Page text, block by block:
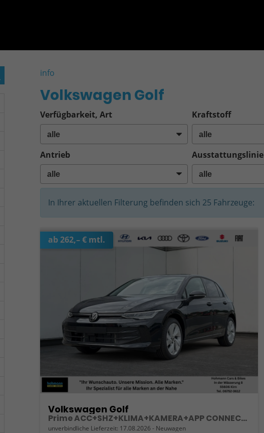
info
Volkswagen Golf
Verfügbarkeit, Art Kraftstoff
Antrieb Ausstattungslinie
In Ihrer aktuellen Filterung befinden sich 25 Fahrzeuge:
ab 262,– € mtl.
Volkswagen Golf
Prime ACC+SHZ+KLIMA+KAMERA+APP CONNECT+LED+17" ALU
unverbindliche Lieferzeit: 17.08.2026 Neuwagen